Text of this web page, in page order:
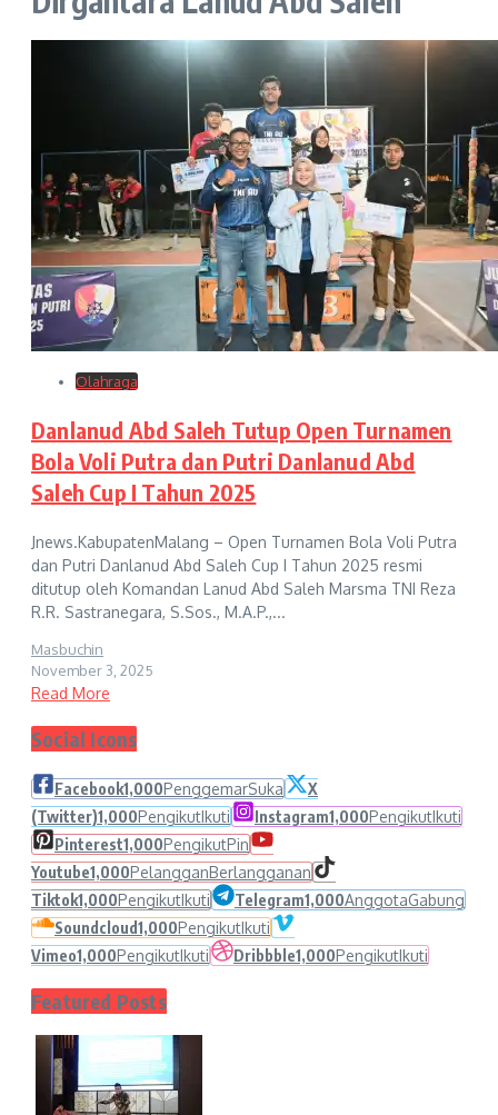
Olahraga
Danlanud Abd Saleh Tutup Open Turnamen
Bola Voli Putra dan Putri Danlanud Abd
Saleh Cup I Tahun 2025
Jnews.KabupatenMalang – Open Turnamen Bola Voli Putra
dan Putri Danlanud Abd Saleh Cup I Tahun 2025 resmi
ditutup oleh Komandan Lanud Abd Saleh Marsma TNI Reza
R.R. Sastranegara, S.Sos., M.A.P.,...
Masbuchin
November 3, 2025
Read More
Social Icons
Facebook1,000PenggemarSuka
X
(Twitter)1,000PengikutIkuti Instagram1,000PengikutIkuti
Pinterest1,000PengikutPin
Youtube1,000PelangganBerlangganan
Tiktok1,000PengikutIkuti Telegram1,000AnggotaGabung
Soundcloud1,000PengikutIkuti
Vimeo1,000PengikutIkuti Dribbble1,000PengikutIkuti
Featured Posts